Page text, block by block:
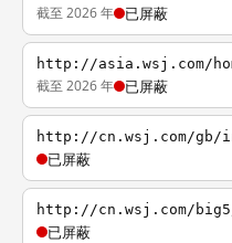
截至 2026 年 已屏蔽
http://asia.wsj.com/
截至 2026 年 已屏蔽
http://cn.wsj.com/gb/
已屏蔽
http://cn.wsj.com/
已屏蔽